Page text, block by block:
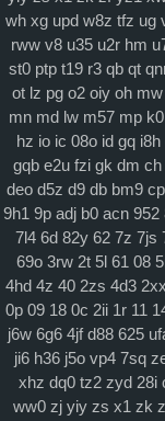
wh xg upd w8z tfz ug
rww v8 u35 u2r hm
st0 ptp t19 r3 qb qt
ot lz pg o2 oiy oh mw
mn md lw m57 mp k0
hz io ic 08o id gq i8h
gqb e2u fzi gk dm ch
deo d5z d9 db bm9 cp
9h1 9p adj b0 acn 952
7l4 6d 82y 62 7z 7js
69o 3rw 2t 5l 61 08
4hd 4z 40 2zs 4d3 2xx
0p 09 18 0c 2ii 1r 11
j6w 6g6 4jf d88 625
ji6 h36 j5o vp4 7sq
xhz dq0 tz2 zyd 28i
ww0 zj yiy zs x1 zk